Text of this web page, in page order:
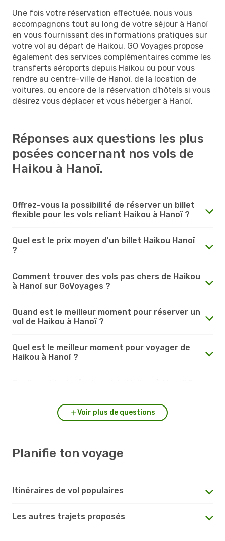
Une fois votre réservation effectuée, nous vous
accompagnons tout au long de votre séjour à Hanoï
en vous fournissant des informations pratiques sur
votre vol au départ de Haikou. GO Voyages propose
également des services complémentaires comme les
transferts aéroports depuis Haikou ou pour vous
rendre au centre-ville de Hanoï, de la location de
voitures, ou encore de la réservation d'hôtels si vous
désirez vous déplacer et vous héberger à Hanoï.
Réponses aux questions les plus
posées concernant nos vols de
Haikou à Hanoï.
Offrez-vous la possibilité de réserver un billet
flexible pour les vols reliant Haikou à Hanoï ?
Quel est le prix moyen d'un billet Haikou Hanoï
?
Comment trouver des vols pas chers de Haikou
à Hanoï sur GoVoyages ?
Quand est le meilleur moment pour réserver un
vol de Haikou à Hanoï ?
Quel est le meilleur moment pour voyager de
Haikou à Hanoï ?
Voir plus de questions
Planifie ton voyage
Itinéraires de vol populaires
Les autres trajets proposés